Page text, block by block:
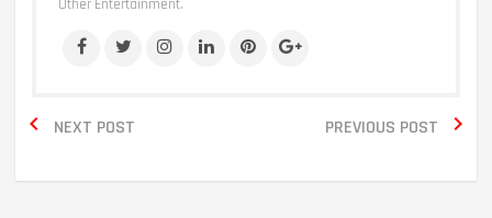
Other Entertainment.
NEXT POST
 PREVIOUS POST 